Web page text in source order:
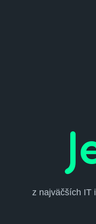
z najväčších IT